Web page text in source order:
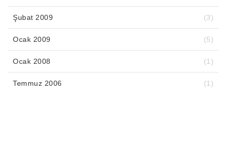
Şubat 2009 (3)
Ocak 2009 (5)
Ocak 2008 (1)
Temmuz 2006 (1)